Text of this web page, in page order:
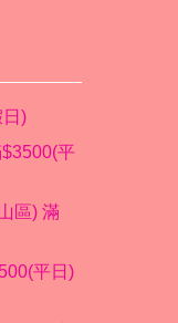
)
平
區) 滿
平日)